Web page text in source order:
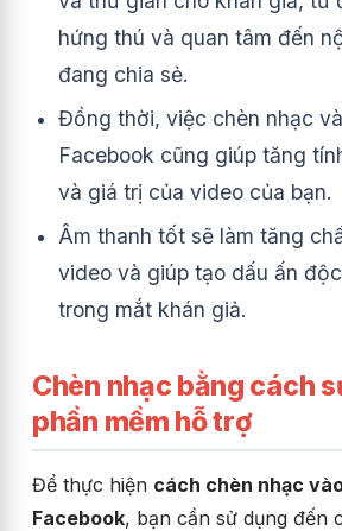
hứng thú và quan tâm đến
đang chia sẻ.
Đồng thời, việc chèn nhạc
Facebook cũng giúp tăng
và giá trị của video của bạn.
Âm thanh tốt sẽ làm tăng
video và giúp tạo dấu ấn
trong mắt khán giả.
Chèn nhạc bằng cách
phần mềm hỗ trợ
Để thực hiện cách chèn nhạc
Facebook, bạn cần sử dụng đến